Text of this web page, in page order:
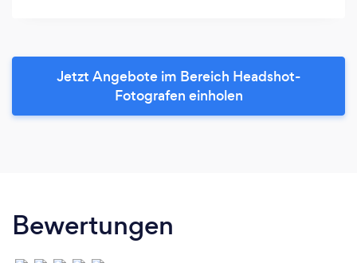
Jetzt Angebote im Bereich Headshot-
Fotografen einholen
Bewertungen